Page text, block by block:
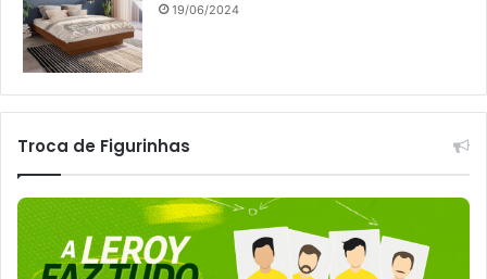
19/06/2024
Troca de Figurinhas